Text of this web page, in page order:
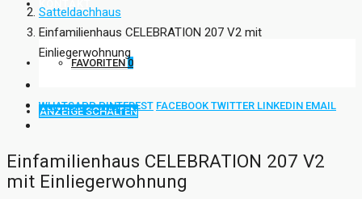
FAVORITEN0
ANZEIGE SCHALTEN
Satteldachhaus
Einfamilienhaus CELEBRATION 207 V2 mit
Einliegerwohnung
WHATSAPP PINTEREST FACEBOOK TWITTER LINKEDIN EMAIL
Einfamilienhaus CELEBRATION 207 V2
mit Einliegerwohnung